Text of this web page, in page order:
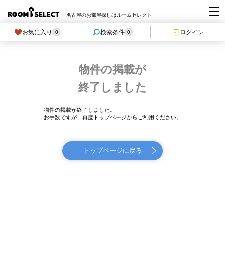
名古屋のお部屋探しはルームセレクト
お気に入り 0 検索条件 0 ログイン
物件の掲載が
終了しました
物件の掲載が終了しました。
お手数ですが、再度トップページからご利用ください。
トップページに戻る